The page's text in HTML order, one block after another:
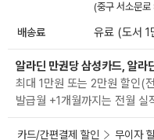
(중구 서소문
배송료 유료 (도서 1
알라딘 만권당 삼성카드, 알라
최대 1만원 또는 2만원 할인(
발급월 +1개월까지는 전월 실
카드/간편결제 할인 무이자